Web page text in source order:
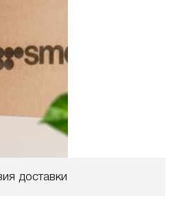
доставки